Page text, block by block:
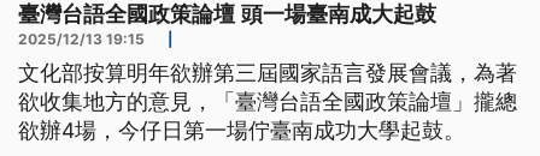
臺灣台語全國政策論壇 頭一場臺南成大起鼓
2025/12/13 19:15
文化部按算明年欲辦第三屆國家語言發展會議，為著
欲收集地方的意見，「臺灣台語全國政策論壇」攏總
欲辦4場，今仔日第一場佇臺南成功大學起鼓。